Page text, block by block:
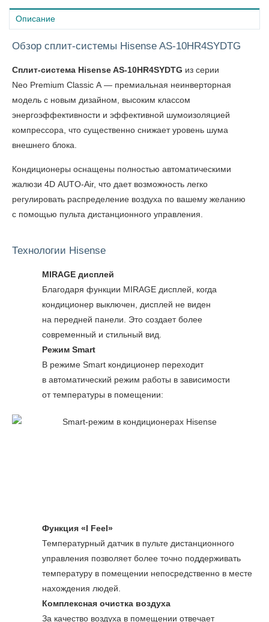
Описание
Обзор сплит-системы Hisense AS-10HR4SYDTG
Сплит-система Hisense AS-10HR4SYDTG из серии
Neo Premium Classic A — премиальная неинверторная
модель с новым дизайном, высоким классом
энергоэффективности и эффективной шумоизоляцией
компрессора, что существенно снижает уровень шума
внешнего блока.
Кондиционеры оснащены полностью автоматическими
жалюзи 4D AUTO-Air, что дает возможность легко
регулировать распределение воздуха по вашему желанию
с помощью пульта дистанционного управления.
Технологии Hisense
MIRAGE дисплей
Благодаря функции MIRAGE дисплей, когда
кондиционер выключен, дисплей не виден
на передней панели. Это создает более
современный и стильный вид.
Режим Smart
В режиме Smart кондиционер переходит
в автоматический режим работы в зависимости
от температуры в помещении:
Функция «I Feel»
Температурный датчик в пульте дистанционного
управления позволяет более точно поддерживать
температуру в помещении непосредственно в месте
нахождения людей.
Комплексная очистка воздуха
За качество воздуха в помещении отвечает